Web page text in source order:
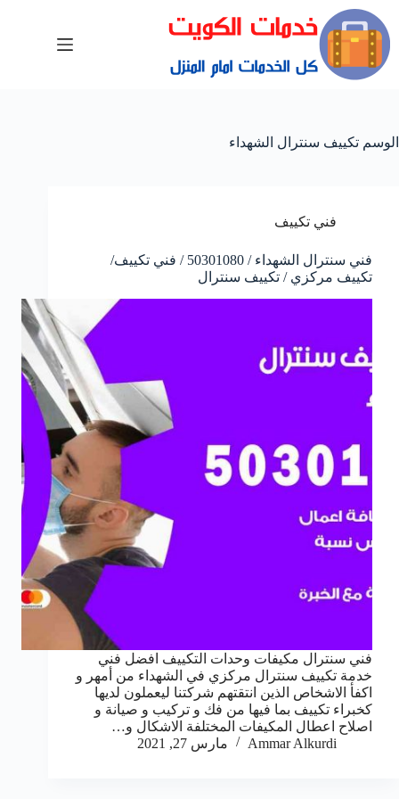
الوسم تكييف سنترال الشهداء
فني تكييف
فني سنترال الشهداء / 50301080 / فني تكييف/
تكييف مركزي / تكييف سنترال
فني سنترال مكيفات وحدات التكييف افضل فني
خدمة تكييف سنترال مركزي في الشهداء من أمهر و
اكفأ الاشخاص الذين انتقتهم شركتنا ليعملون لديها
كخبراء تكييف بما فيها من فك و تركيب و صيانة و
اصلاح اعطال المكيفات المختلفة الاشكال و…
Ammar Alkurdi
مارس 27, 2021